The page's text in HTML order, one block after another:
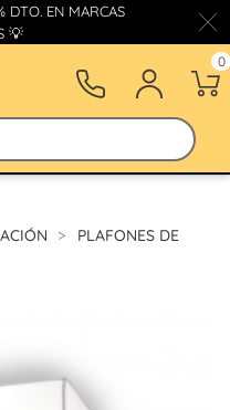
DTO. EN MARCAS
💡
0
PLAFONES DE